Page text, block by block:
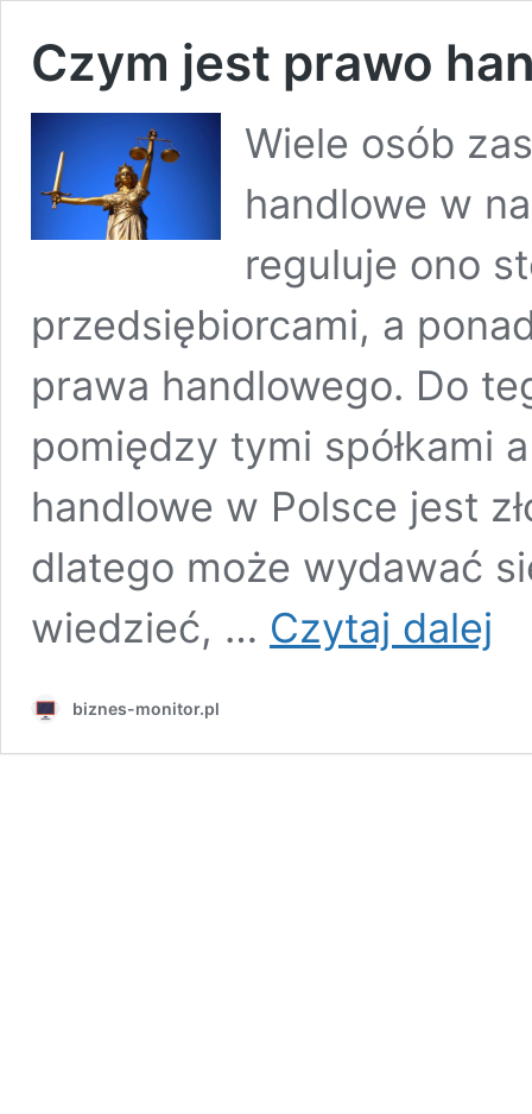
Czym jest prawo
Wiele osób
handlowe w
reguluje ono
przedsiębiorcami, a
prawa handlowego. Do
pomiędzy tymi spółkami
handlowe w Polsce jest
dlatego może wydawać
wiedzieć, … Czytaj dalej
biznes-monitor.pl